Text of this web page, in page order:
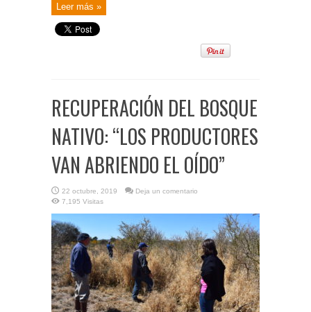
Leer más »
RECUPERACIÓN DEL BOSQUE
NATIVO: “LOS PRODUCTORES
VAN ABRIENDO EL OÍDO”
22 octubre, 2019
Deja un comentario
7,195 Visitas